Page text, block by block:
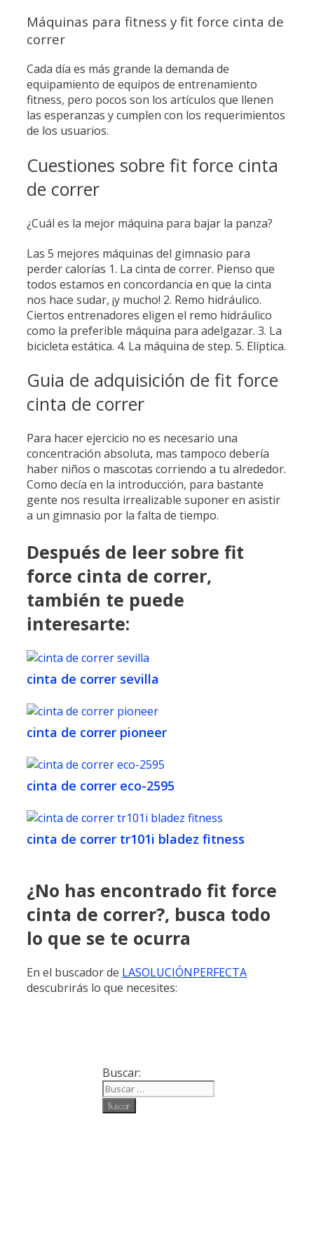
Máquinas para fitness y fit force cinta de
correr
Cada día es más grande la demanda de
equipamiento de equipos de entrenamiento
fitness, pero pocos son los artículos que llenen
las esperanzas y cumplen con los requerimientos
de los usuarios.
Cuestiones sobre fit force cinta
de correr
¿Cuál es la mejor máquina para bajar la panza?
Las 5 mejores máquinas del gimnasio para
perder calorías 1. La cinta de correr. Pienso que
todos estamos en concordancia en que la cinta
nos hace sudar, ¡y mucho! 2. Remo hidráulico.
Ciertos entrenadores eligen el remo hidráulico
como la preferible máquina para adelgazar. 3. La
bicicleta estática. 4. La máquina de step. 5. Elíptica.
Guia de adquisición de fit force
cinta de correr
Para hacer ejercicio no es necesario una
concentración absoluta, mas tampoco debería
haber niños o mascotas corriendo a tu alrededor.
​Como decía en la introducción, para bastante
gente nos resulta irrealizable suponer en asistir
a un gimnasio por la falta de tiempo.
Después de leer sobre fit
force cinta de correr,
también te puede
interesarte:
cinta de correr sevilla
cinta de correr pioneer
cinta de correr eco-2595
cinta de correr tr101i bladez fitness
¿No has encontrado fit force
cinta de correr?, busca todo
lo que se te ocurra
En el buscador de LASOLUCIÓNPERFECTA
descubrirás lo que necesites:
Buscar: